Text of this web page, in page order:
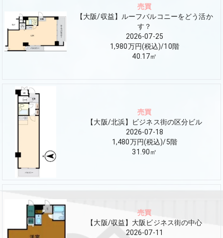
売買
【大阪/収益】ルーフバルコニーをどう活か
す？
2026-07-25
1,980万円(税込)/10階
40.17㎡
売買
【大阪/北浜】ビジネス街の区分ビル
2026-07-18
1,480万円(税込)/5階
31.90㎡
売買
【大阪/収益】大阪ビジネス街の中心
2026-07-11